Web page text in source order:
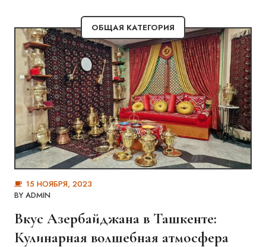
ОБЩАЯ КАТЕГОРИЯ
15 НОЯБРЯ, 2023
BY ADMIN
Вкус Азербайджана в Ташкенте:
Кулинарная волшебная атмосфера